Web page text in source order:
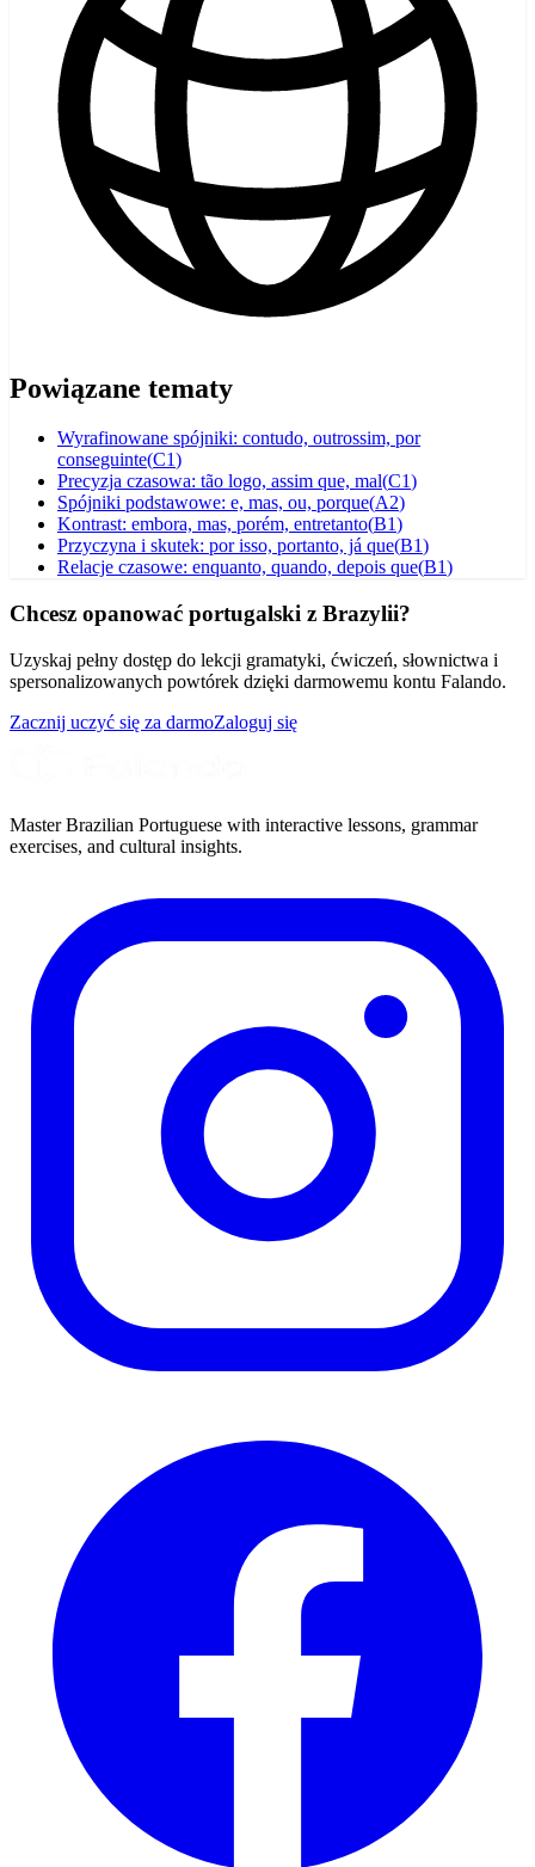
Powiązane tematy
Wyrafinowane spójniki: contudo, outrossim, por
conseguinte(C1)
Precyzja czasowa: tão logo, assim que, mal(C1)
Spójniki podstawowe: e, mas, ou, porque(A2)
Kontrast: embora, mas, porém, entretanto(B1)
Przyczyna i skutek: por isso, portanto, já que(B1)
Relacje czasowe: enquanto, quando, depois que(B1)
Chcesz opanować portugalski z Brazylii?
Uzyskaj pełny dostęp do lekcji gramatyki, ćwiczeń, słownictwa i
spersonalizowanych powtórek dzięki darmowemu kontu Falando.
Zacznij uczyć się za darmoZaloguj się
Master Brazilian Portuguese with interactive lessons, grammar
exercises, and cultural insights.